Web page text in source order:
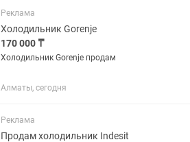
Реклама
Холодильник Gorenje
170 000 ₸
Холодильник Gorenje продам
Алматы, сегодня
Реклама
Продам холодильник Indesit